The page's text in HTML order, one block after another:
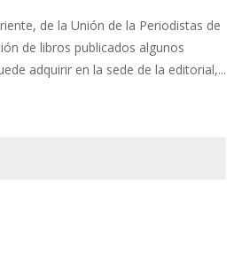
de la Unión de la Periodistas de
de libros publicados algunos
adquirir en la sede de la editorial,...